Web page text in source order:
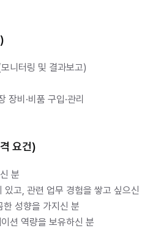
니터링 및 결과보고)
장비·비품 구입·관리
요건)
분
고, 관련 업무 경험을 쌓고 싶으신
성향을 가지신 분
션 역량을 보유하신 분